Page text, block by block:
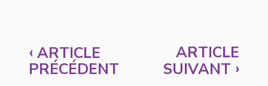
‹ARTICLE
PRÉCÉDENT
ARTICLE
SUIVANT ›